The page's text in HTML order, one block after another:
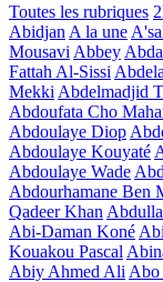
Toutes les rubriques
Abidjan A la une
Mousavi Abbey
Fattah Al-Sissi
Mekki Abdelmadjid
Abdoufata Cho
Abdoulaye Diop
Abdoulaye Kouyaté
Abdoulaye Wade
Abdourhamane Ben
Qadeer Khan
Abi-Daman Koné
Kouakou Pascal
Abiy Ahmed Ali Abo